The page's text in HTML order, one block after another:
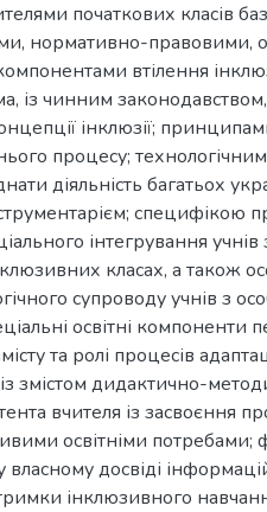
початкових класів
нормативно-правовими,
втілення
із чинним
інклюзії;
процесу;
діяльність багатьох
специфікою
інтегрування
класах, а також
супроводу учнів з
освітні
та ролі процесів
змістом дидактично-
вчителя із засвоєння
освітніми потребами;
власному досвіді
інклюзивного